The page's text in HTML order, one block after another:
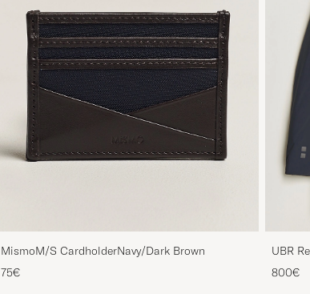
MismoM/S CardholderNavy/Dark Brown
75€
UBR
800€